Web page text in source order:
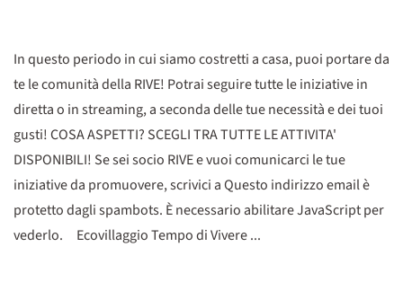
In questo periodo in cui siamo costretti a casa, puoi portare da
te le comunità della RIVE! Potrai seguire tutte le iniziative in
diretta o in streaming, a seconda delle tue necessità e dei tuoi
gusti! COSA ASPETTI? SCEGLI TRA TUTTE LE ATTIVITA'
DISPONIBILI! Se sei socio RIVE e vuoi comunicarci le tue
iniziative da promuovere, scrivici a Questo indirizzo email è
protetto dagli spambots. È necessario abilitare JavaScript per
vederlo. Ecovillaggio Tempo di Vivere ...